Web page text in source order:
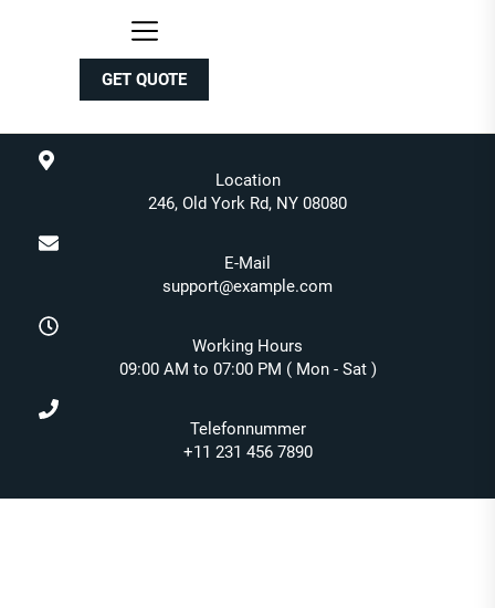
GET QUOTE
Location
246, Old York Rd, NY 08080
E-Mail
support@example.com
Working Hours
09:00 AM to 07:00 PM ( Mon - Sat )
Telefonnummer
+11 231 456 7890